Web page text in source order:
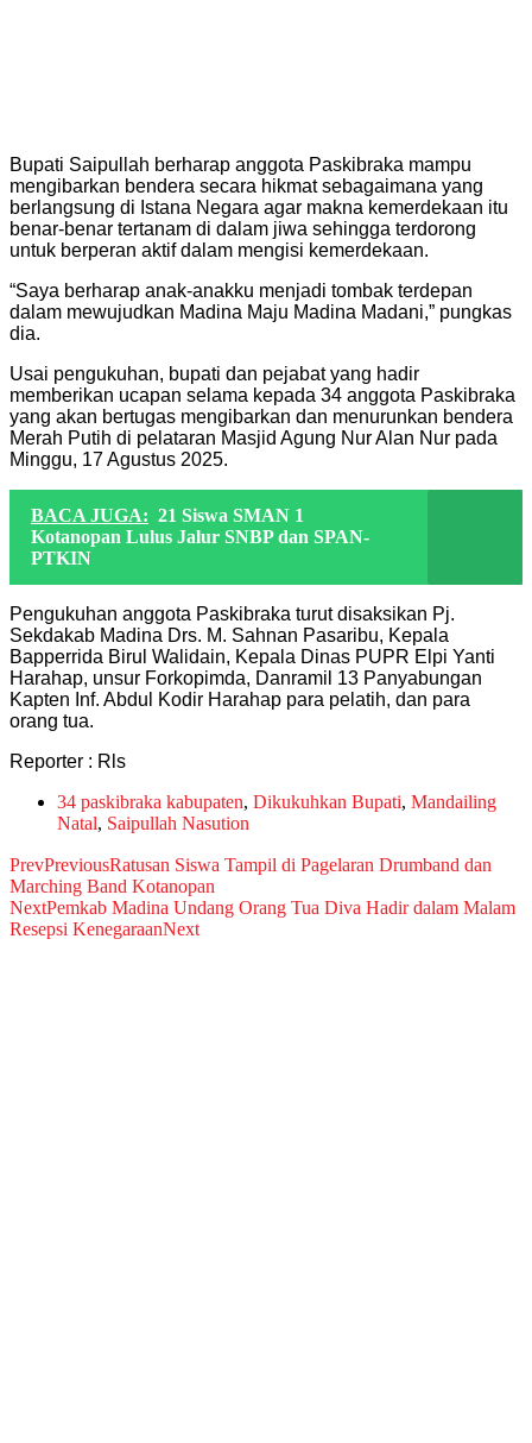
Bupati Saipullah berharap anggota Paskibraka mampu
mengibarkan bendera secara hikmat sebagaimana yang
berlangsung di Istana Negara agar makna kemerdekaan itu
benar-benar tertanam di dalam jiwa sehingga terdorong
untuk berperan aktif dalam mengisi kemerdekaan.
“Saya berharap anak-anakku menjadi tombak terdepan
dalam mewujudkan Madina Maju Madina Madani,” pungkas
dia.
Usai pengukuhan, bupati dan pejabat yang hadir
memberikan ucapan selama kepada 34 anggota Paskibraka
yang akan bertugas mengibarkan dan menurunkan bendera
Merah Putih di pelataran Masjid Agung Nur Alan Nur pada
Minggu, 17 Agustus 2025.
BACA JUGA: 21 Siswa SMAN 1
Kotanopan Lulus Jalur SNBP dan SPAN-
PTKIN
Pengukuhan anggota Paskibraka turut disaksikan Pj.
Sekdakab Madina Drs. M. Sahnan Pasaribu, Kepala
Bapperrida Birul Walidain, Kepala Dinas PUPR Elpi Yanti
Harahap, unsur Forkopimda, Danramil 13 Panyabungan
Kapten Inf. Abdul Kodir Harahap para pelatih, dan para
orang tua.
Reporter : Rls
34 paskibraka kabupaten, Dikukuhkan Bupati, Mandailing
Natal, Saipullah Nasution
PrevPreviousRatusan Siswa Tampil di Pagelaran Drumband dan
Marching Band Kotanopan
NextPemkab Madina Undang Orang Tua Diva Hadir dalam Malam
Resepsi KenegaraanNext